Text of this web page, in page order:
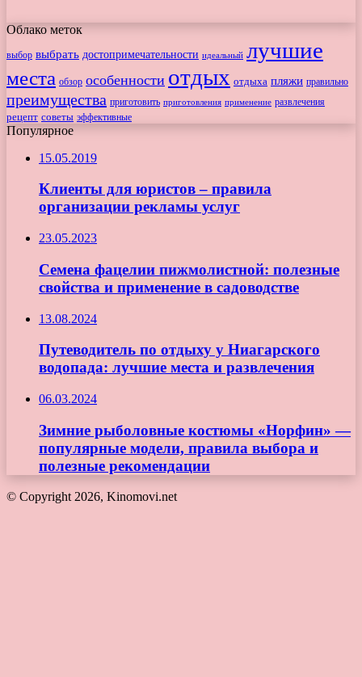
Облако меток
выбор выбрать достопримечательности идеальный лучшие
места обзор особенности отдых отдыха пляжи правильно
преимущества приготовить приготовления применение развлечения
рецепт советы эффективные
Популярное
15.05.2019
Клиенты для юристов – правила
организации рекламы услуг
23.05.2023
Семена фацелии пижмолистной: полезные
свойства и применение в садоводстве
13.08.2024
Путеводитель по отдыху у Ниагарского
водопада: лучшие места и развлечения
06.03.2024
Зимние рыболовные костюмы «Норфин» —
популярные модели, правила выбора и
полезные рекомендации
© Copyright 2026, Kinomovi.net